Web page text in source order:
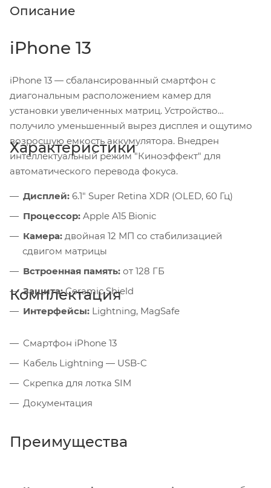
Описание
iPhone 13
iPhone 13 — сбалансированный смартфон с
диагональным расположением камер для
установки увеличенных матриц. Устройство
получило уменьшенный вырез дисплея и ощутимо
возросшую емкость аккумулятора. Внедрен
интеллектуальный режим "Киноэффект" для
автоматического перевода фокуса.
Характеристики
Дисплей: 6.1" Super Retina XDR (OLED, 60 Гц)
Процессор: Apple A15 Bionic
Камера: двойная 12 МП со стабилизацией
сдвигом матрицы
Встроенная память: от 128 ГБ
Защита:Ceramic Shield
Интерфейсы: Lightning, MagSafe
Комплектация
Смартфон iPhone 13
Кабель Lightning — USB-C
Скрепка для лотка SIM
Документация
Преимущества